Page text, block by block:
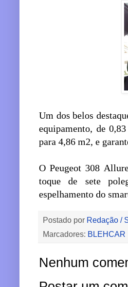
Um dos belos
equipamento, de
para 4,86 m2, e
O Peugeot 308
toque de sete
espelhamento do
Postado por Redação /
Marcadores: BLEHCAR
Nenhum